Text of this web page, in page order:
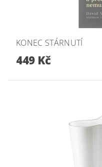
KONEC STÁRNUTÍ
449 Kč